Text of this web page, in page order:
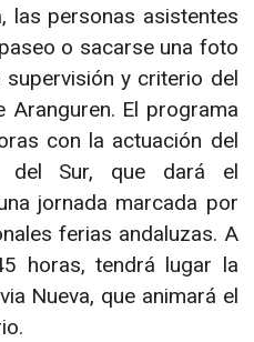
las personas asistentes
o sacarse una foto
y criterio del
Aranguren. El programa
con la actuación del
del Sur, que dará el
jornada marcada por
ferias andaluzas. A
horas, tendrá lugar la
Nueva, que animará el